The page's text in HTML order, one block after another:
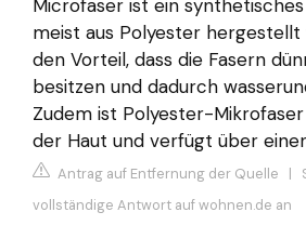
Microfaser ist ein
meist aus Polyester hergestellt
den Vorteil, dass die Fasern
besitzen und dadurch
Zudem ist Polyester-
der Haut und verfügt über
Antrag auf Entfernung der Quelle |
vollständige Antwort auf wohnen.de an